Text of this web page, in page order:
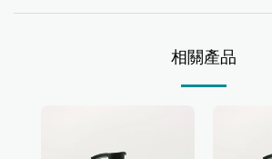
相關產品